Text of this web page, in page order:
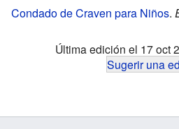
Condado de Craven para Niños.
Última edición el 17 oct
Sugerir una